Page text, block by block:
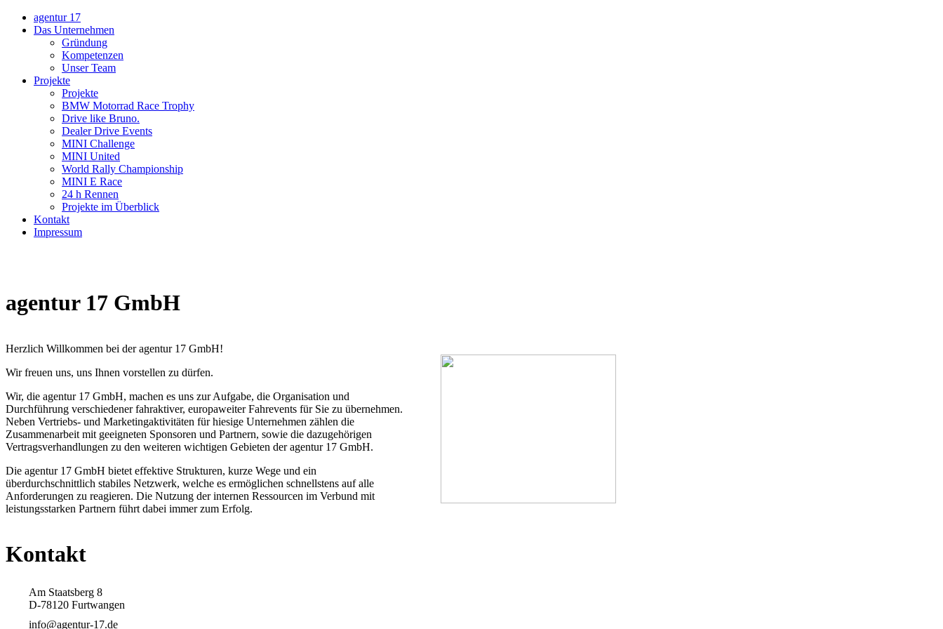
agentur 17
Das Unternehmen
Gründung
Kompetenzen
Unser Team
Projekte
Projekte
BMW Motorrad Race Trophy
Drive like Bruno.
Dealer Drive Events
MINI Challenge
MINI United
World Rally Championship
MINI E Race
24 h Rennen
Projekte im Überblick
Kontakt
Impressum
agentur 17 GmbH
Herzlich Willkommen bei der agentur 17 GmbH!
Wir freuen uns, uns Ihnen vorstellen zu dürfen.
Wir, die agentur 17 GmbH, machen es uns zur Aufgabe, die Organisation und
Durchführung verschiedener fahraktiver, europaweiter Fahrevents für Sie zu übernehmen.
Neben Vertriebs- und Marketingaktivitäten für hiesige Unternehmen zählen die
Zusammenarbeit mit geeigneten Sponsoren und Partnern, sowie die dazugehörigen
Vertragsverhandlungen zu den weiteren wichtigen Gebieten der agentur 17 GmbH.
Die agentur 17 GmbH bietet effektive Strukturen, kurze Wege und ein
überdurchschnittlich stabiles Netzwerk, welche es ermöglichen schnellstens auf alle
Anforderungen zu reagieren. Die Nutzung der internen Ressourcen im Verbund mit
leistungsstarken Partnern führt dabei immer zum Erfolg.
Kontakt
Am Staatsberg 8
D-78120 Furtwangen
info@agentur-17.de